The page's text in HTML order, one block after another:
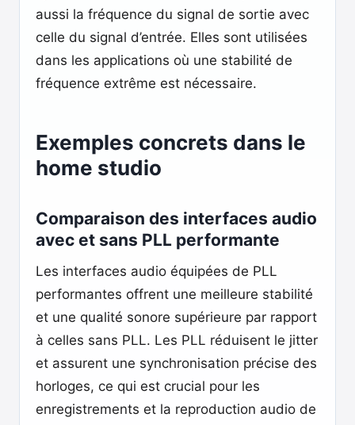
aussi la fréquence du signal de sortie avec
celle du signal d’entrée. Elles sont utilisées
dans les applications où une stabilité de
fréquence extrême est nécessaire.
Exemples concrets dans le
home studio
Comparaison des interfaces audio
avec et sans PLL performante
Les interfaces audio équipées de PLL
performantes offrent une meilleure stabilité
et une qualité sonore supérieure par rapport
à celles sans PLL. Les PLL réduisent le jitter
et assurent une synchronisation précise des
horloges, ce qui est crucial pour les
enregistrements et la reproduction audio de